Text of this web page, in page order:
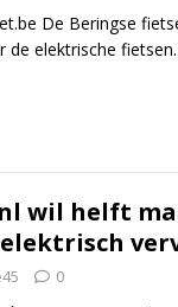
De Beringse
de elektrische fietsen.
wil helft
0